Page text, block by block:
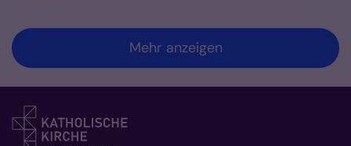
Mehr anzeigen